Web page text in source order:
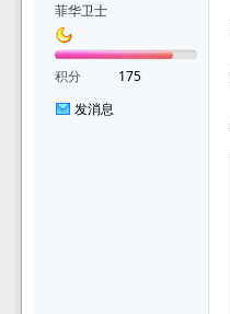
菲华卫士
积分
175
发消息